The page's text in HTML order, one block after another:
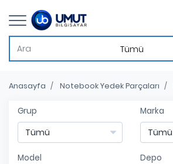
Anasayfa Notebook Yedek Parçaları
Grup Marka
Model Depo